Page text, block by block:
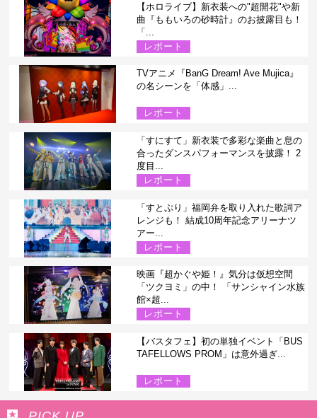
【ホロライブ】新衣装への"超開花"や新
曲『ももいろの砂時計』のお披露目も！
「...
レポート
TVアニメ『BanG Dream! Ave Mujica』
の名シーンを「体感」...
レポート
「すにすて」新衣装で多彩な楽曲と息の
合ったダンスパフォーマンスを披露！ 2
度目...
レポート
「すとぷり」福岡弁を取り入れた歌詞ア
レンジも！ 結成10周年記念アリーナツ
アー...
レポート
映画『超かぐや姫！』気分は仮想空間
「ツクヨミ」の中！ 「サンシャイン水族
館×超...
レポート
【バスタフェ】初の単独イベント「BUS
TAFELLOWS PROM」は意外過ぎ...
レポート